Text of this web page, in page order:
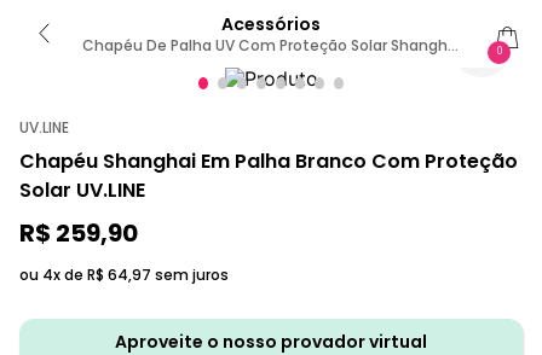
Acessórios
Chapéu De Palha UV Com Proteção Solar Shanghai
Branco 60 / BRANCO-PRETO
0
UV.LINE
Chapéu Shanghai Em Palha Branco Com Proteção
Solar UV.LINE
R$ 259,90
ou 4x de R$ 64,97 sem juros
Aproveite o nosso provador virtual